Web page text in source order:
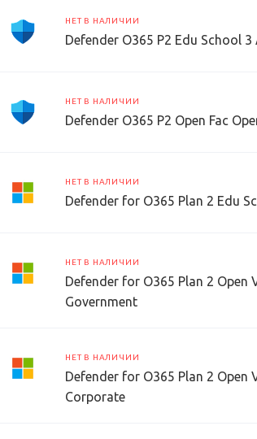
НЕТ В НАЛИЧИИ
Defender O365 P2 Edu School 3
НЕТ В НАЛИЧИИ
Defender O365 P2 Open Fac
НЕТ В НАЛИЧИИ
Defender for O365 Plan 2 Edu
НЕТ В НАЛИЧИИ
Defender for O365 Plan 2 Open
Government
НЕТ В НАЛИЧИИ
Defender for O365 Plan 2 Open
Corporate